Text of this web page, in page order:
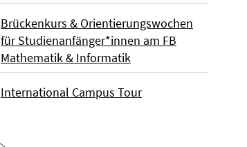
Brückenkurs & Orientierungswochen
für Studienanfänger*innen am FB
Mathematik & Informatik
International Campus Tour